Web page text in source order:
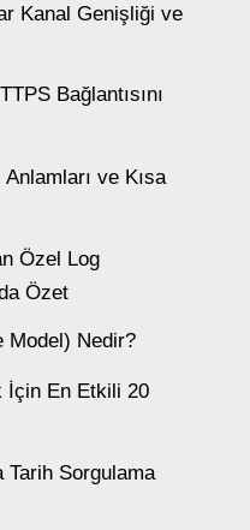
Kanal Genişliği ve
Bağlantısını
ve Kısa
Özel Log
Özet
Model) Nedir?
İçin En Etkili 20
Sorgulama